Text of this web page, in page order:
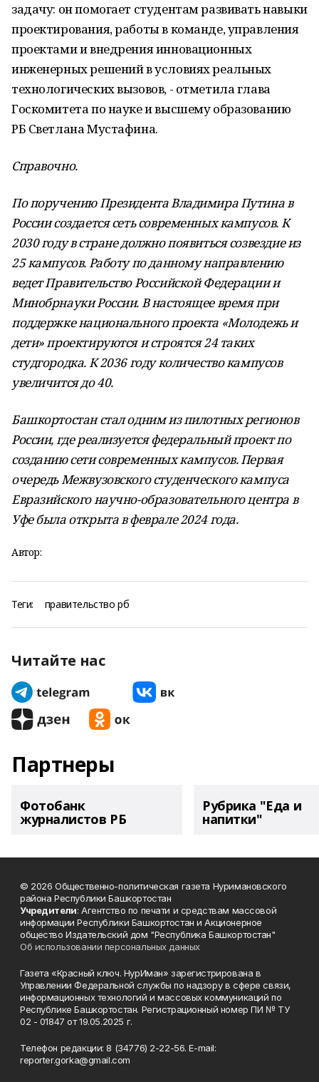
задачу: он помогает студентам развивать навыки
проектирования, работы в команде, управления
проектами и внедрения инновационных
инженерных решений в условиях реальных
технологических вызовов, - отметила глава
Госкомитета по науке и высшему образованию
РБ Светлана Мустафина.
Справочно.
По поручению Президента Владимира Путина в
России создается сеть современных кампусов. К
2030 году в стране должно появиться созвездие из
25 кампусов. Работу по данному направлению
ведет Правительство Российской Федерации и
Минобрнауки России. В настоящее время при
поддержке национального проекта «Молодежь и
дети» проектируются и строятся 24 таких
студгородка. К 2036 году количество кампусов
увеличится до 40.
Башкортостан стал одним из пилотных регионов
России, где реализуется федеральный проект по
созданию сети современных кампусов. Первая
очередь Межвузовского студенческого кампуса
Евразийского научно-образовательного центра в
Уфе была открыта в феврале 2024 года.
Автор:
Теги: правительство рб
Читайте нас
Партнеры
Фотобанк
журналистов РБ
Рубрика "Еда и
напитки"
© 2026 Общественно-политическая газета Нуримановского
района Республики Башкортостан
Учредители: Агентство по печати и средствам массовой
информации Республики Башкортостан и Акционерное
общество Издательский дом "Республика Башкортостан"
Об использовании персональных данных
Газета «Красный ключ. НурИман» зарегистрирована в
Управлении Федеральной службы по надзору в сфере связи,
информационных технологий и массовых коммуникаций по
Республике Башкортостан. Регистрационный номер ПИ № ТУ
02 - 01847 от 19.05.2025 г.
Телефон редакции: 8 (34776) 2-22-56. E-mail:
reporter.gorka@gmail.com